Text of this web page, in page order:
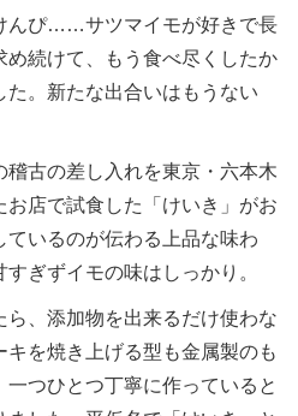
んぴ……サツマイモが好きで長
続けて、もう食べ尽くしたか
。新たな出合いはもうない
古の差し入れを東京・六本木
店で試食した「けいき」がお
いるのが伝わる上品な味わ
ぎずイモの味はしっかり。
、添加物を出来るだけ使わな
を焼き上げる型も金属製のも
つひとつ丁寧に作っていると